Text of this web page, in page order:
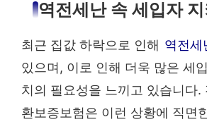
역전세난 속 세입자 지
최근 집값 하락으로 인해 역전세
있으며, 이로 인해 더욱 많은 세
치의 필요성을 느끼고 있습니다.
환보증보험은 이런 상황에 직면